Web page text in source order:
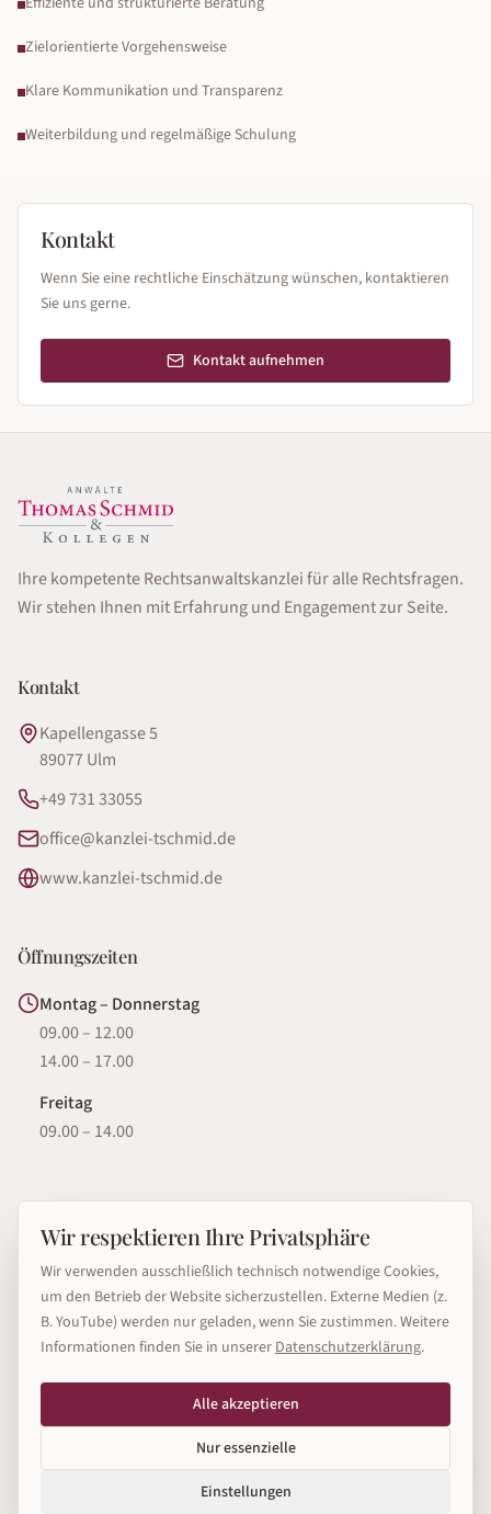
Zielorientierte Vorgehensweise
Klare Kommunikation und Transparenz
Weiterbildung und regelmäßige Schulung
Kontakt
Wenn Sie eine rechtliche Einschätzung wünschen, kontaktieren
Sie uns gerne.
Kontakt aufnehmen
Ihre kompetente Rechtsanwaltskanzlei für alle Rechtsfragen.
Wir stehen Ihnen mit Erfahrung und Engagement zur Seite.
Kontakt
Kapellengasse 5
89077Ulm
+49 731 33055
office@kanzlei-tschmid.de
www.kanzlei-tschmid.de
Öffnungszeiten
Montag – Donnerstag
09.00 – 12.00
14.00 – 17.00
Freitag
09.00 – 14.00
Rechtsgebiete
Unser Team
Kontakt aufnehmen
Rechtsanwälte Thomas Schmid & Kollegen. Alle Rechte
vorbehalten.
DatenschutzCookie-Einstellungen
Wir respektieren Ihre Privatsphäre
Wir verwenden ausschließlich technisch notwendige Cookies,
um den Betrieb der Website sicherzustellen. Externe Medien (z.
B. YouTube) werden nur geladen, wenn Sie zustimmen. Weitere
Informationen finden Sie in unsererDatenschutzerklärung.
Einstellungen
Nur essenzielle
Alle akzeptieren